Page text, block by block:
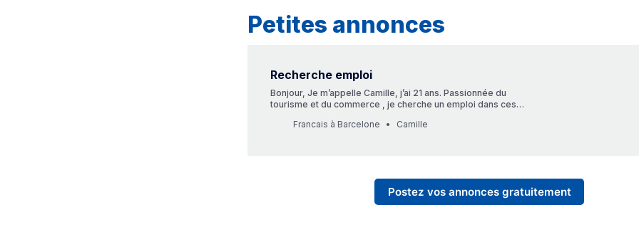
Petites annonces
Recherche emploi
Bonjour, Je m’appelle Camille, j’ai 21 ans. Passionnée du
tourisme et du commerce , je cherche un emploi dans ces
à me proposer. Cordialement, Camille
Francais à Barcelone Camille
Postez vos annonces gratuitement